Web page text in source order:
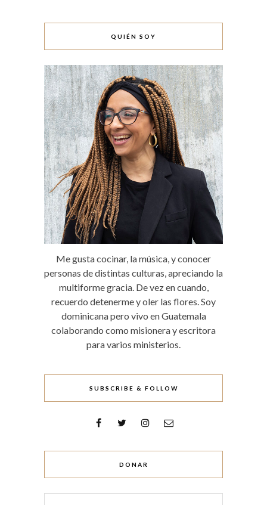
QUIÉN SOY
Me gusta cocinar, la música, y conocer
personas de distintas culturas, apreciando la
multiforme gracia. De vez en cuando,
recuerdo detenerme y oler las flores. Soy
dominicana pero vivo en Guatemala
colaborando como misionera y escritora
para varios ministerios.
SUBSCRIBE & FOLLOW
DONAR